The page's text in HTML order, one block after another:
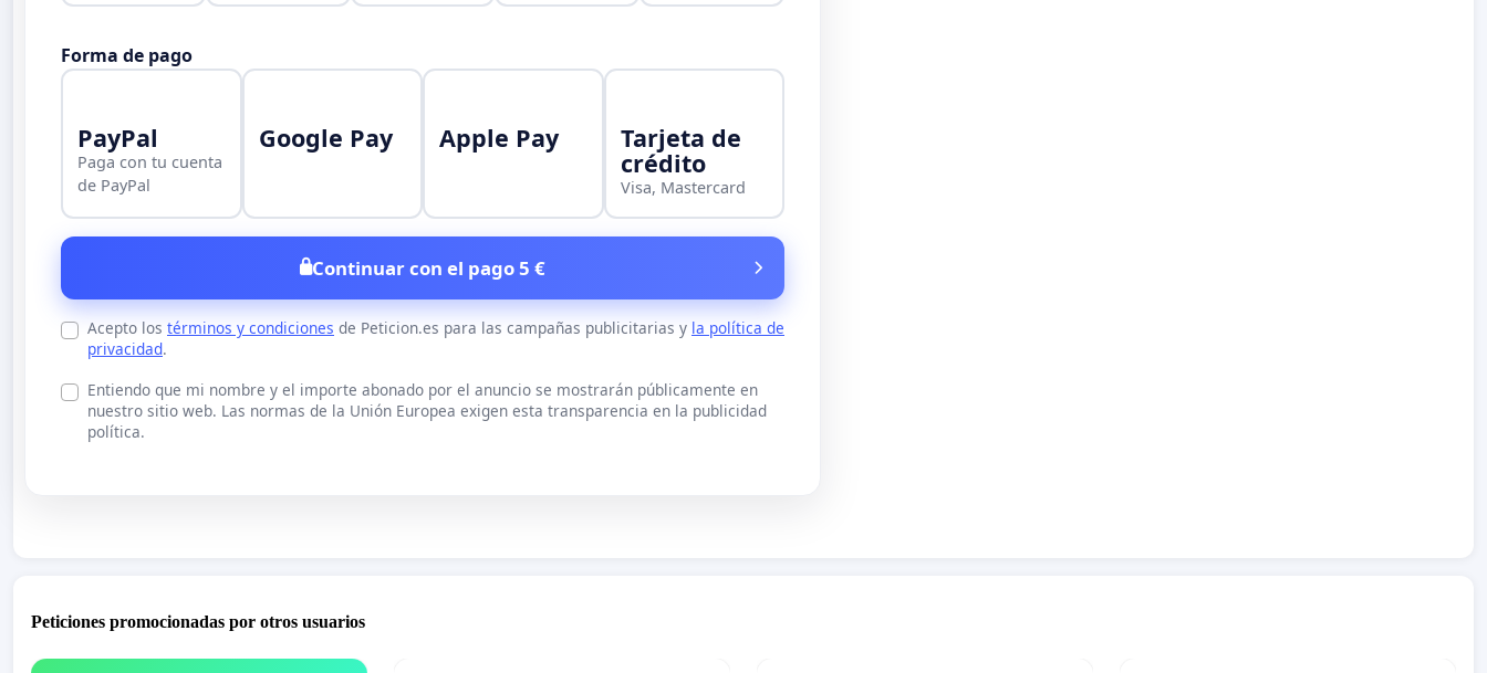
Forma de pago
PayPal
Paga con tu cuenta
de PayPal
Google Pay Apple Pay Tarjeta de
crédito
Visa, Mastercard
Continuar con el pago 5 €
Acepto los términos y condiciones de Peticion.es para las campañas publicitarias y la política de
privacidad.
Entiendo que mi nombre y el importe abonado por el anuncio se mostrarán públicamente en
nuestro sitio web. Las normas de la Unión Europea exigen esta transparencia en la publicidad
política.
Peticiones promocionadas por otros usuarios